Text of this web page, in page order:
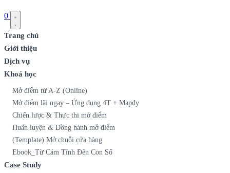
0
Trang chủ
Giới thiệu
Dịch vụ
Khoá học
Mở điểm từ A-Z (Online)
Mở điểm lãi ngay – Ứng dụng 4T + Mapdy
Chiến lược & Thực thi mở điểm
Huấn luyện & Đồng hành mở điểm
(Template) Mở chuỗi cửa hàng
Ebook_Từ Cảm Tính Đến Con Số
Case Study